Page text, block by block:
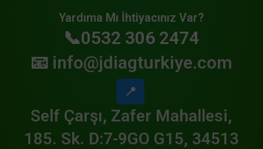
Yardıma Mı İhtiyacınız Var?
📞0532 306 2474
📧 info@jdiagturkiye.com
📍
Self Çarşı, Zafer Mahallesi,
185. Sk. D:7-9GO G15, 34513